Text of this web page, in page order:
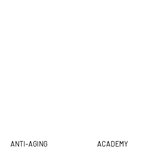
ANTI-AGING ACADEMY